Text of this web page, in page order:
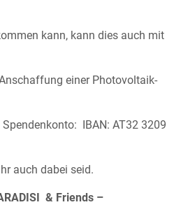
kann, kann dies auch mit
einer Photovoltaik-
IBAN: AT32 3209
auch dabei seid.
& Friends –